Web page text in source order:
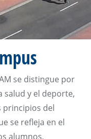
se distingue por
salud y el deporte,
principios del
se refleja en el
alumnos,